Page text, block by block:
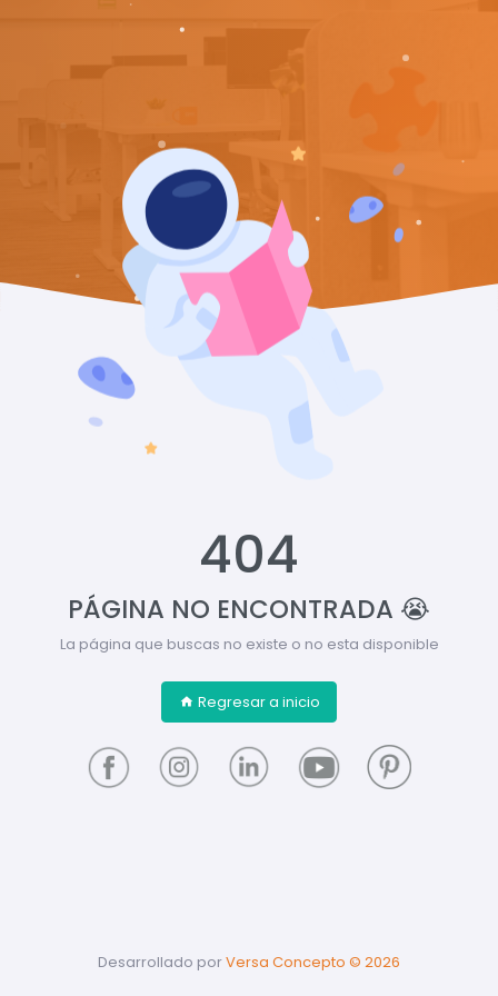
404
PÁGINA NO ENCONTRADA 😭
La página que buscas no existe o no esta disponible
Regresar a inicio
Desarrollado porVersa Concepto © 2026